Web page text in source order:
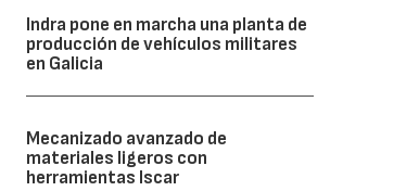
Indra pone en marcha una planta de
producción de vehículos militares
en Galicia
Mecanizado avanzado de
materiales ligeros con
herramientas Iscar